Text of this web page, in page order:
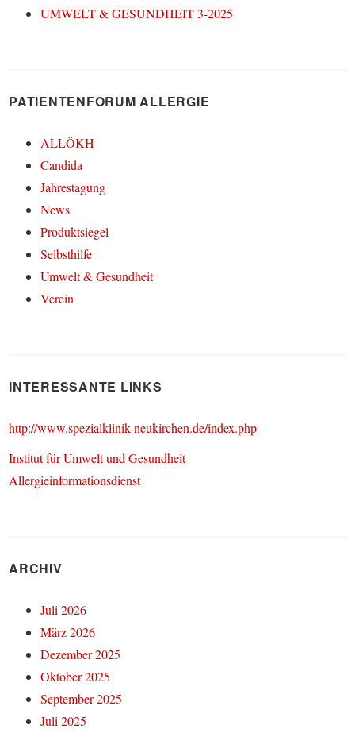
UMWELT & GESUNDHEIT 3-2025
PATIENTENFORUM ALLERGIE
ALLÖKH
Candida
Jahrestagung
News
Produktsiegel
Selbsthilfe
Umwelt & Gesundheit
Verein
INTERESSANTE LINKS
http://www.spezialklinik-neukirchen.de/index.php
Institut für Umwelt und Gesundheit
Allergieinformationsdienst
ARCHIV
Juli 2026
März 2026
Dezember 2025
Oktober 2025
September 2025
Juli 2025